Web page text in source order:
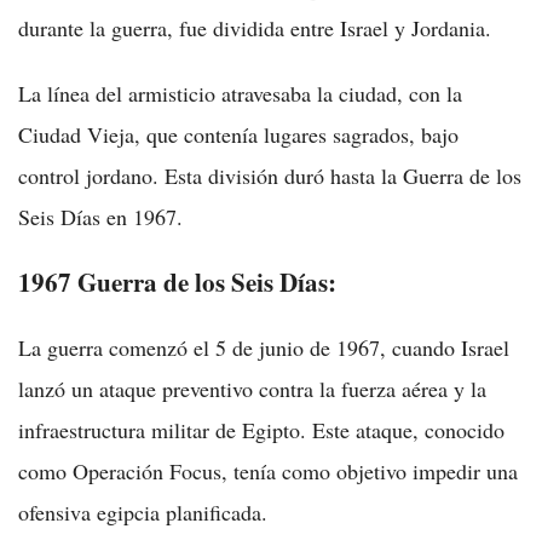
durante la guerra, fue dividida entre Israel y Jordania.
La línea del armisticio atravesaba la ciudad, con la
Ciudad Vieja, que contenía lugares sagrados, bajo
control jordano. Esta división duró hasta la Guerra de los
Seis Días en 1967.
1967 Guerra de los Seis Días:
La guerra comenzó el 5 de junio de 1967, cuando Israel
lanzó un ataque preventivo contra la fuerza aérea y la
infraestructura militar de Egipto. Este ataque, conocido
como Operación Focus, tenía como objetivo impedir una
ofensiva egipcia planificada.